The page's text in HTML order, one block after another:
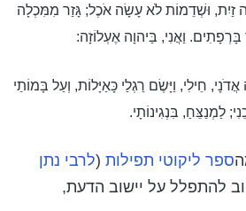
זַיִת, וּשְׁדֵמוֹת לֹא עָשָׂה אֹכֶל; גָּזַר מִמִּכְלָה
בָּרְפָתִים. וַאֲנִי, בַּיהוָה אֶעְלוֹזָה:
חֵילִי, וַיָּשֶׂם רַגְלַי כָּאַיָּלוֹת, וְעַל בָּמוֹתַי
לַמְנַצֵּחַ, בִּנְגִינוֹתָי.
ספר ליקוטי תפילות (לרבי נתן
להתפלל על יישוב הדעת,